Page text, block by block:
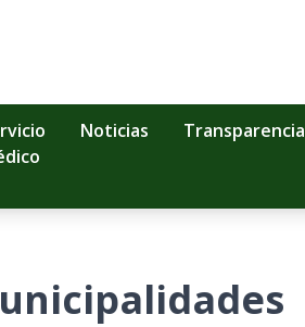
Noticias Transparencia